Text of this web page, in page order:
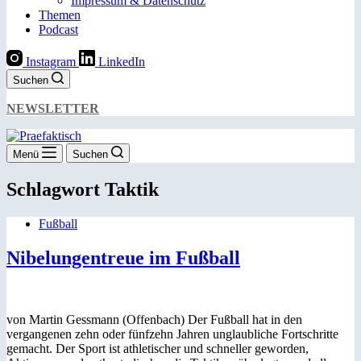
Themen
Podcast
Instagram LinkedIn
Suchen
NEWSLETTER
Menü Suchen
Schlagwort Taktik
Fußball
Nibelungentreue im Fußball
von Martin Gessmann (Offenbach) Der Fußball hat in den
vergangenen zehn oder fünfzehn Jahren unglaubliche Fortschritte
gemacht. Der Sport ist athletischer und schneller geworden,